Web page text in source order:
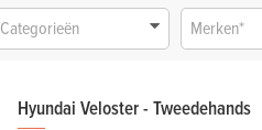
Categorieën Merken*
Hyundai Veloster - Tweedehands